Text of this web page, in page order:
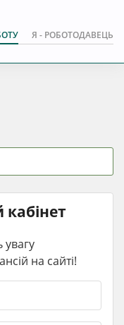
Я - РОБОТОДАВЕЦЬ
кабінет
увагу
на сайті!